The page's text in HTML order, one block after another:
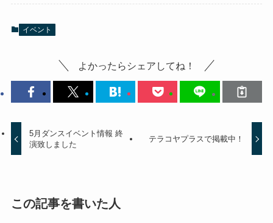
イベント
よかったらシェアしてね！
5月ダンスイベント情報 終
演致しました
テラコヤプラスで掲載中！
この記事を書いた人